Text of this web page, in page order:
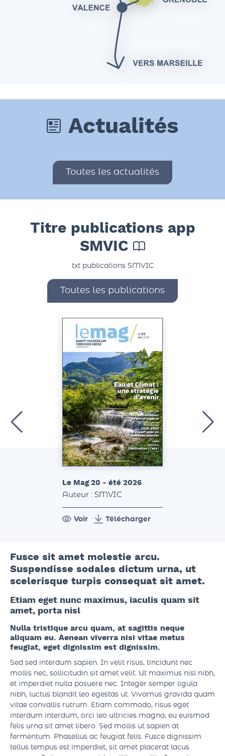
Toutes les actualités
Titre publications app
SMVIC
txt publications SMVIC
Toutes les publications
Le Mag 20 - été 2026
Auteur : SMVIC
Fusce sit amet molestie arcu.
Suspendisse sodales dictum urna, ut
scelerisque turpis consequat sit amet.
Etiam eget nunc maximus, iaculis quam sit
amet, porta nisl
Nulla tristique arcu quam, at sagittis neque
aliquam eu. Aenean viverra nisi vitae metus
feugiat, eget dignissim est dignissim.
Sed sed interdum sapien. In velit risus, tincidunt nec
mollis nec, sollicitudin sit amet velit. Ut maximus nisl nibh,
et imperdiet nulla posuere nec. Integer semper ligula
nibh, luctus blandit leo egestas ut. Vivamus gravida quam
vitae convallis rutrum. Etiam commodo, risus eget
interdum interdum, orci leo ultricies magna, eu euismod
felis urna sit amet libero. Sed mollis ut sapien at
fermentum. Phasellus ac feugiat felis. Fusce dignissim